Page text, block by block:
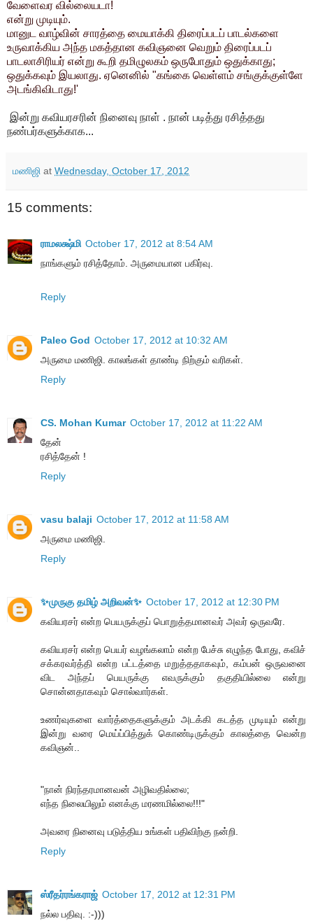
வேளைவர வில்லையடா!
என்று முடியும்.
மானுட வாழ்வின் சாரத்தை மையாக்கி திரைப்படப் பாடல்களை
உருவாக்கிய அந்த மகத்தான கவிஞனை வெறும் திரைப்படப்
பாடலாசிரியர் என்று கூறி தமிழுலகம் ஒருபோதும் ஒதுக்காது;
ஒதுக்கவும் இயலாது. ஏனெனில் "கங்கை வெள்ளம் சங்குக்குள்ளே
அடங்கிவிடாது!'
இன்று கவியரசரின் நினைவு நாள் . நான் படித்து ரசித்தது
நண்பர்களுக்காக...
மணிஜி at Wednesday, October 17, 2012
15 comments:
ராமலக்ஷ்மி October 17, 2012 at 8:54 AM
நாங்களும் ரசித்தோம். அருமையான பகிர்வு.
Reply
Paleo God October 17, 2012 at 10:32 AM
அருமை மணிஜி. காலங்கள் தாண்டி நிற்கும் வரிகள்.
Reply
CS. Mohan Kumar October 17, 2012 at 11:22 AM
தேன்
ரசித்தேன் !
Reply
vasu balaji October 17, 2012 at 11:58 AM
அருமை மணிஜி.
Reply
✨முருகு தமிழ் அறிவன்✨ October 17, 2012 at 12:30 PM
கவியரசர் என்ற பெயருக்குப் பொறுத்தமானவர் அவர் ஒருவரே.
கவியரசர் என்ற பெயர் வழங்கலாம் என்ற பேச்சு எழுந்த போது, கவிச்
சக்கரவர்த்தி என்ற பட்டத்தை மறுத்ததாகவும், கம்பன் ஒருவனை
விட அந்தப் பெயருக்கு எவருக்கும் தகுதியில்லை என்று
சொன்னதாகவும் சொல்வார்கள்.
உணர்வுகளை வார்த்தைகளுக்கும் அடக்கி கடத்த முடியும் என்று
இன்று வரை மெய்ப்பித்துக் கொண்டிருக்கும் காலத்தை வென்ற
கவிஞன்..
"நான் நிரந்தரமானவன் அழிவதில்லை;
எந்த நிலையிலும் எனக்கு மரணமில்லை!!!"
அவரை நினைவு படுத்திய உங்கள் பதிவிற்கு நன்றி.
Reply
ஸ்ரீதர்ரங்கராஜ் October 17, 2012 at 12:31 PM
நல்ல பதிவு. :-)))